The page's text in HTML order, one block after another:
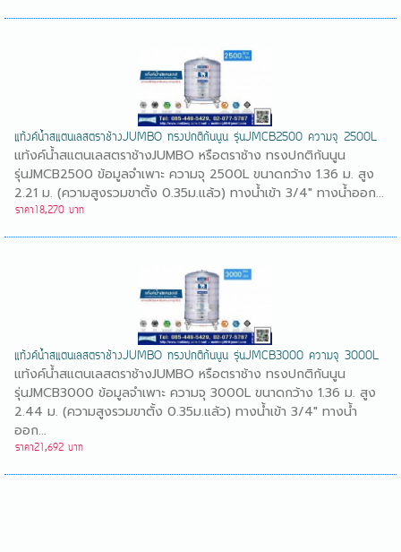
แท้งค์น้ำสแตนเลสตราช้างJUMBO ทรงปกติก้นนูน รุ่นJMCB2500 ความจุ 2500L
แท้งค์น้ำสแตนเลสตราช้างJUMBO หรือตราช้าง ทรงปกติก้นนูน
รุ่นJMCB2500 ข้อมูลจำเพาะ ความจุ 2500L ขนาดกว้าง 1.36 ม. สูง
2.21 ม. (ความสูงรวมขาตั้ง 0.35ม.แล้ว) ทางน้ำเข้า 3/4" ทางน้ำออก...
ราคา18,270 บาท
แท้งค์น้ำสแตนเลสตราช้างJUMBO ทรงปกติก้นนูน รุ่นJMCB3000 ความจุ 3000L
แท้งค์น้ำสแตนเลสตราช้างJUMBO หรือตราช้าง ทรงปกติก้นนูน
รุ่นJMCB3000 ข้อมูลจำเพาะ ความจุ 3000L ขนาดกว้าง 1.36 ม. สูง
2.44 ม. (ความสูงรวมขาตั้ง 0.35ม.แล้ว) ทางน้ำเข้า 3/4" ทางน้ำ
ออก...
ราคา21,692 บาท